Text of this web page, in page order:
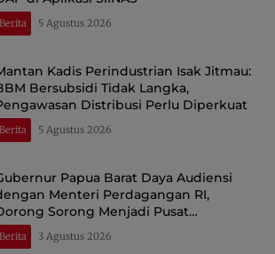
Berita 5 Agustus 2026
Kadis Perindustrian Isak Jitmau:
Bersubsidi Tidak Langka,
Distribusi Perlu Diperkuat
Berita 5 Agustus 2026
Papua Barat Daya Audiensi
Menteri Perdagangan RI,
Sorong Menjadi Pusat
dan Ekspor Kawasan Timur
Berita 3 Agustus 2026